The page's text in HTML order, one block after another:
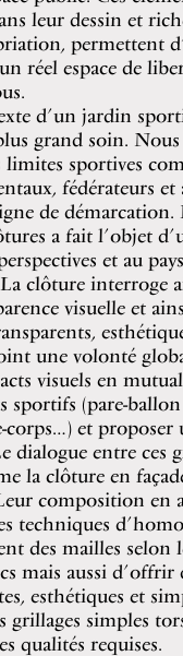
leur dessin et
permettent
réel espace de
d’un jardin
grand soin. Nous
sportives
fédérateurs et
de démarcation.
a fait l’objet
et au
La clôture interroge
visuelle et
une volonté
visuels en
sportifs (pare-
corps…) et
dialogue entre ces
la clôture en
composition en
techniques
des mailles selon
mais aussi d’offrir
esthétiques et
grillages simples
qualités requises.